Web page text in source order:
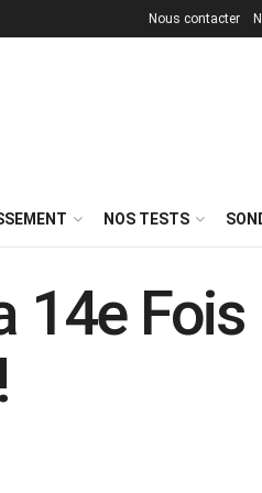
Nous contacter
NOS TESTS
14e Fois